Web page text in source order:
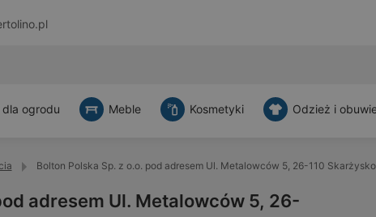
dla ogrodu Meble Kosmetyki Odzież i
Bolton Polska Sp. z o.o. pod adresem Ul. Metalowców 5, 26-110
adresem Ul. Metalowców 5, 26-